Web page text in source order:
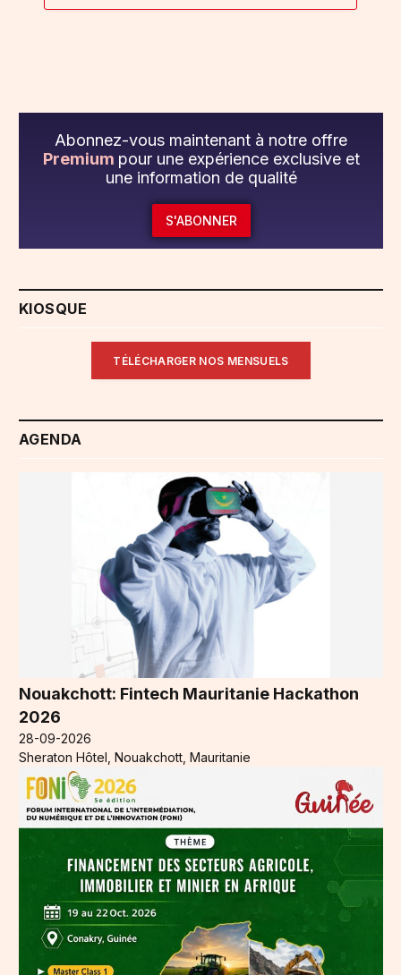
Abonnez-vous maintenant à notre offre
Premium pour une expérience exclusive et
une information de qualité
S'ABONNER
KIOSQUE
TÉLÉCHARGER NOS MENSUELS
AGENDA
Nouakchott: Fintech Mauritanie Hackathon
2026
28-09-2026
Sheraton Hôtel, Nouakchott, Mauritanie